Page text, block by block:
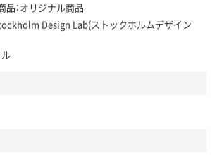
品：オリジナル商品
Design Lab(ストックホルムデザイン